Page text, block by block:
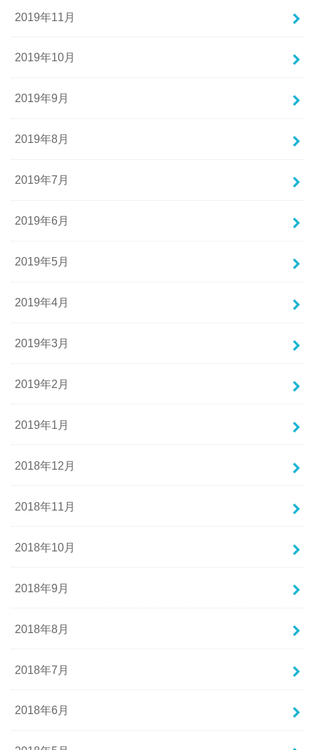
2019年11月
2019年10月
2019年9月
2019年8月
2019年7月
2019年6月
2019年5月
2019年4月
2019年3月
2019年2月
2019年1月
2018年12月
2018年11月
2018年10月
2018年9月
2018年8月
2018年7月
2018年6月